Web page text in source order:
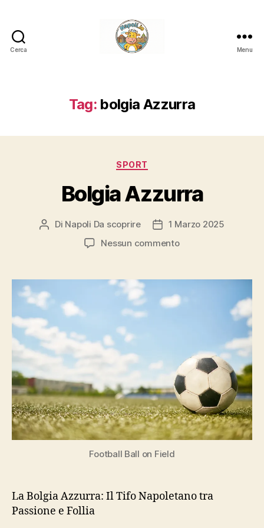
Cerca Menu
Tag: bolgia Azzurra
Categorie
SPORT
Bolgia Azzurra
Autore
Di Napoli Da scoprire
Data
dell'articolo
1 Marzo 2025
Nessun commentosu
Football Ball on Field
La Bolgia Azzurra: Il Tifo Napoletano tra
Passione e Follia